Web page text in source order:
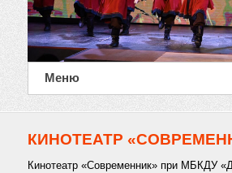
Меню
КИНОТЕАТР
Кинотеатр «Современник» при МБКДУ